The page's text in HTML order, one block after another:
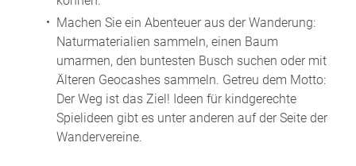
Machen Sie ein Abenteuer aus der Wanderung:
Naturmaterialien sammeln, einen Baum
umarmen, den buntesten Busch suchen oder mit
Älteren Geocashes sammeln. Getreu dem Motto:
Der Weg ist das Ziel! Ideen für kindgerechte
Spielideen gibt es unter anderen auf der Seite der
Wandervereine.